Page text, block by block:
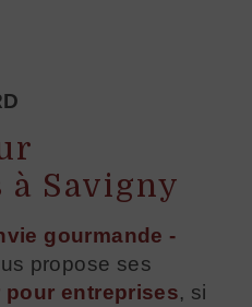
Savigny
gourmande -
propose ses
pour entreprises, si